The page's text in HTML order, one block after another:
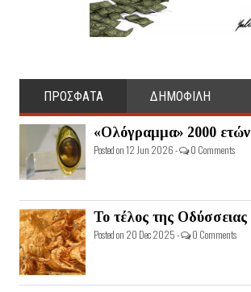
ΠΡΟΣΦΑΤΑ ΔΗΜΟΦΙΛΗ
«Ολόγραμμα» 2000 ετών
Posted on 12 Jun 2026 - 0 Comments
Το τέλος της Οδύσσειας
Posted on 20 Dec 2025 - 0 Comments